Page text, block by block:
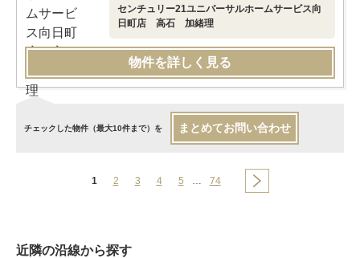
センチュリー21ユニバーサルホームサービス向
日町店 高石 加緒理
物件を詳しく見る
チェックした物件（最大10件まで）を まとめてお問い合わせ
1 2 3 4 5 … 74
近隣の沿線から探す